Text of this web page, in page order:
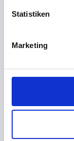
Statistiken
Marketing
Warum misst
lassen?
Bestimmt
Nachweis